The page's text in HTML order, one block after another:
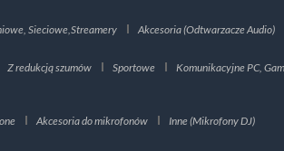
Sieciowe,Streamery Akcesoria (Odtwarzacze Audio)
Z redukcją szumów Sportowe Komunikacyjne PC,
Akcesoria do mikrofonów Inne (Mikrofony DJ)